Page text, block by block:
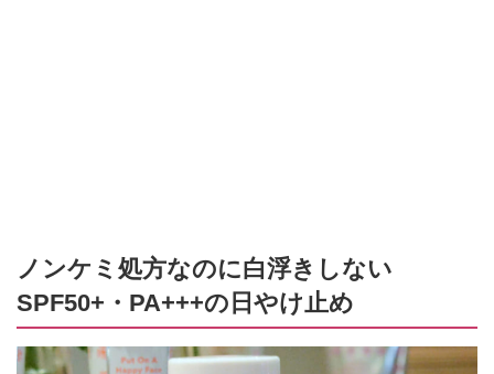
ノンケミ処方なのに白浮きしない
SPF50+・PA+++の日やけ止め